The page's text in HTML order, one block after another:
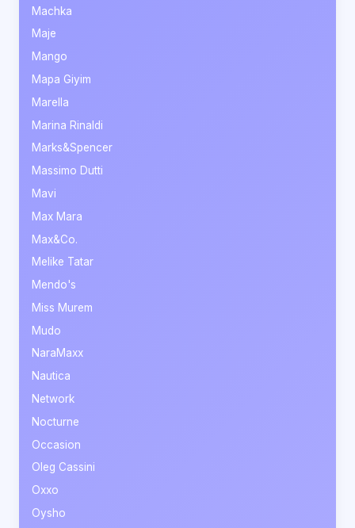
Machka
Maje
Mango
Mapa Giyim
Marella
Marina Rinaldi
Marks&Spencer
Massimo Dutti
Mavi
Max Mara
Max&Co.
Melike Tatar
Mendo's
Miss Murem
Mudo
NaraMaxx
Nautica
Network
Nocturne
Occasion
Oleg Cassini
Oxxo
Oysho